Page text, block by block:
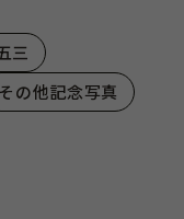
三
その他記念写真